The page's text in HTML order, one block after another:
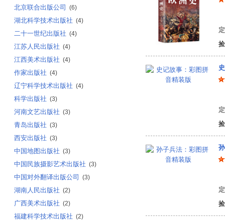
北京联合出版公司 (6)
湖北科学技术出版社 (4)
二十一世纪出版社 (4)
江苏人民出版社 (4)
江西美术出版社 (4)
作家出版社 (4)
辽宁科学技术出版社 (4)
科学出版社 (3)
河南文艺出版社 (3)
青岛出版社 (3)
西安出版社 (3)
中国地图出版社 (3)
中国民族摄影艺术出版社 (3)
中国对外翻译出版公司 (3)
湖南人民出版社 (2)
广西美术出版社 (2)
福建科学技术出版社 (2)